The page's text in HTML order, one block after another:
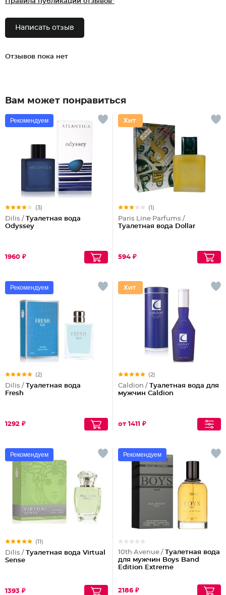
Написать отзыв
Отзывов пока нет
Вам может понравиться
Рекомендуем
(3)
Dilis / Туалетная вода
Odyssey
1960 ₽
(1)
Paris Line Parfums /
Туалетная вода Dollar
594 ₽
Рекомендуем
(2)
Dilis / Туалетная вода
Fresh
1292 ₽
(2)
Caldion / Туалетная вода для
мужчин Caldion
от 1411 ₽
Рекомендуем
(11)
Dilis / Туалетная вода Virtual
Sense
1393 ₽
Рекомендуем
10th Avenue / Туалетная вода
для мужчин Boys Band
Edition Extreme
2186 ₽